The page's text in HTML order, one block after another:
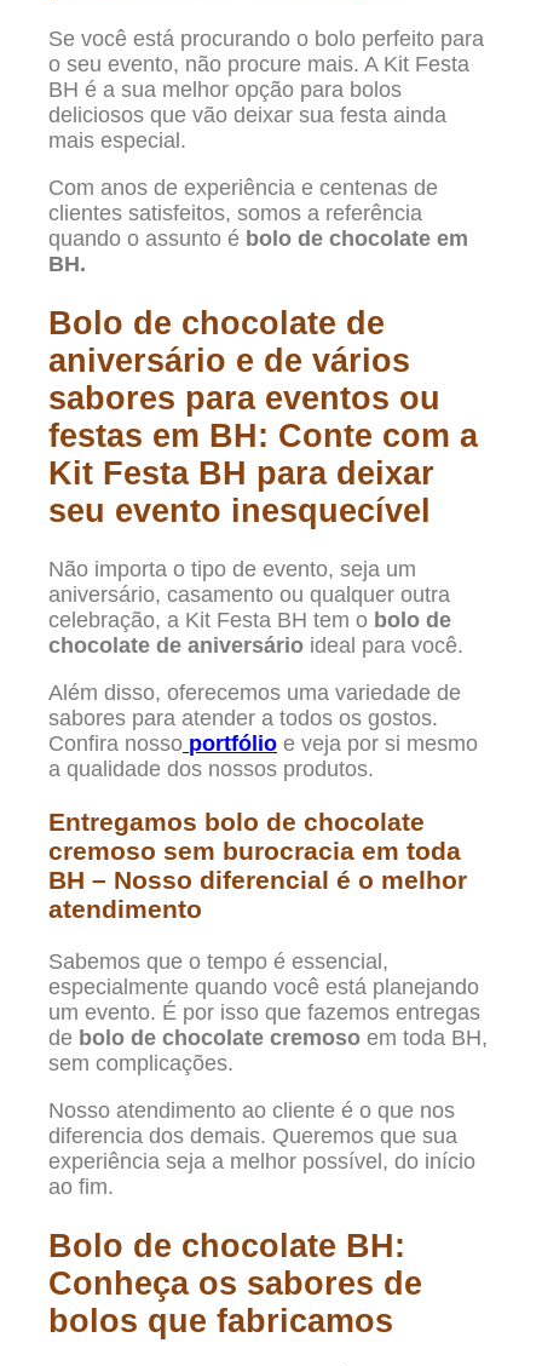
Se você está procurando o bolo perfeito para
o seu evento, não procure mais. A Kit Festa
BH é a sua melhor opção para bolos
deliciosos que vão deixar sua festa ainda
mais especial.
Com anos de experiência e centenas de
clientes satisfeitos, somos a referência
quando o assunto é bolo de chocolate em
BH.
Bolo de chocolate de
aniversário e de vários
sabores para eventos ou
festas em BH: Conte com a
Kit Festa BH para deixar
seu evento inesquecível
Não importa o tipo de evento, seja um
aniversário, casamento ou qualquer outra
celebração, a Kit Festa BH tem o bolo de
chocolate de aniversário ideal para você.
Além disso, oferecemos uma variedade de
sabores para atender a todos os gostos.
Confira nosso portfólio e veja por si mesmo
a qualidade dos nossos produtos.
Entregamos bolo de chocolate
cremoso sem burocracia em toda
BH – Nosso diferencial é o melhor
atendimento
Sabemos que o tempo é essencial,
especialmente quando você está planejando
um evento. É por isso que fazemos entregas
de bolo de chocolate cremoso em toda BH,
sem complicações.
Nosso atendimento ao cliente é o que nos
diferencia dos demais. Queremos que sua
experiência seja a melhor possível, do início
ao fim.
Bolo de chocolate BH:
Conheça os sabores de
bolos que fabricamos